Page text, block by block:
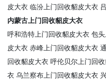
皮大衣 临汾上门回收貂皮大衣
内蒙古上门回收貂皮大衣
呼和浩特上门回收貂皮大衣 包
皮大衣 赤峰上门回收貂皮大衣
回收貂皮大衣 呼伦贝尔上门回
衣 乌兰察布上门回收貂皮大衣